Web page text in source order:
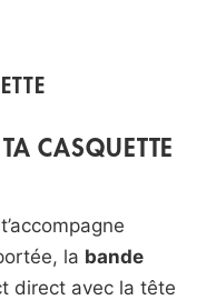
CASQUETTE
la bande
direct avec la tête